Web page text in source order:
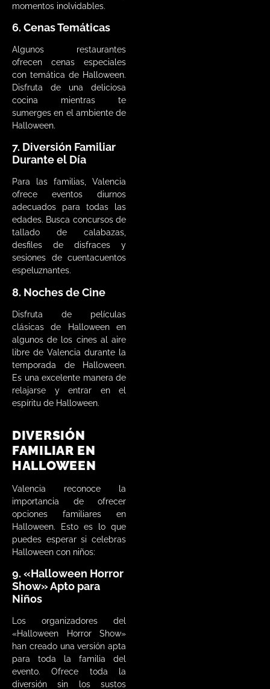
momentos inolvidables.
6. Cenas Temáticas
Algunos restaurantes
ofrecen cenas especiales
con temática de Halloween.
Disfruta de una deliciosa
cocina mientras te
sumerges en el ambiente de
Halloween.
7. Diversión Familiar
Durante el Día
Para las familias, Valencia
ofrece eventos diurnos
adecuados para todas las
edades. Busca concursos de
tallado de calabazas,
desfiles de disfraces y
sesiones de cuentacuentos
espeluznantes.
8. Noches de Cine
Disfruta de películas
clásicas de Halloween en
algunos de los cines al aire
libre de Valencia durante la
temporada de Halloween.
Es una excelente manera de
relajarse y entrar en el
espíritu de Halloween.
DIVERSIÓN
FAMILIAR EN
HALLOWEEN
Valencia reconoce la
importancia de ofrecer
opciones familiares en
Halloween. Esto es lo que
puedes esperar si celebras
Halloween con niños:
9. «Halloween Horror
Show» Apto para
Niños
Los organizadores del
«Halloween Horror Show»
han creado una versión apta
para toda la familia del
evento. Ofrece toda la
diversión sin los sustos